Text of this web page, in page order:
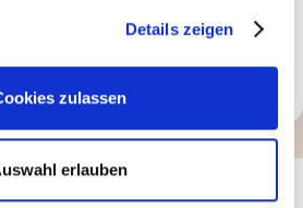
Details zeigen
zulassen
erlauben